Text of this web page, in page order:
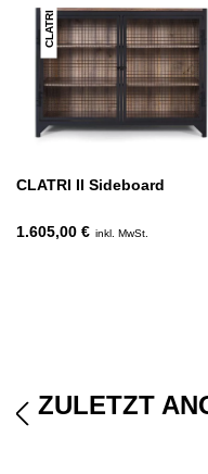
CLATRI
CLATRI II Sideboard
1.605,00 € inkl. MwSt.
ZULETZT